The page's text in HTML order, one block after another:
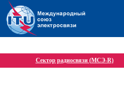
Сектор радиосвязи (МСЭ-R)